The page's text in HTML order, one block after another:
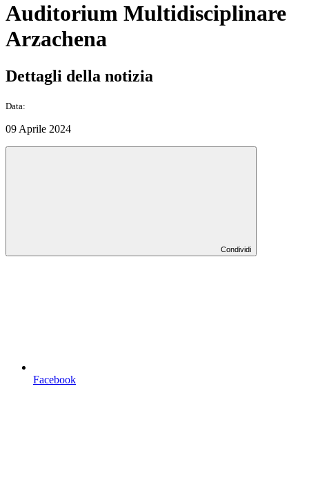
Auditorium Multidisciplinare
Arzachena
Dettagli della notizia
Data:
09 Aprile 2024
Condividi
Facebook